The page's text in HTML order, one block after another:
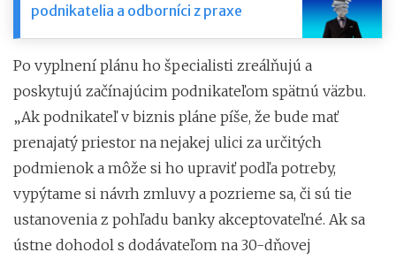
podnikatelia a odborníci z praxe
Po vyplnení plánu ho špecialisti zreálňujú a
poskytujú začínajúcim podnikateľom spätnú väzbu.
„Ak podnikateľ v biznis pláne píše, že bude mať
prenajatý priestor na nejakej ulici za určitých
podmienok a môže si ho upraviť podľa potreby,
vypýtame si návrh zmluvy a pozrieme sa, či sú tie
ustanovenia z pohľadu banky akceptovateľné. Ak sa
ústne dohodol s dodávateľom na 30-dňovej